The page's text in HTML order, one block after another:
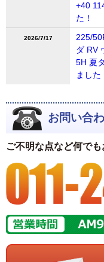
+40
た！
2026/7/17
225/
ダ RV
5H 夏
ました
お問い合
ご不明な点など何でも